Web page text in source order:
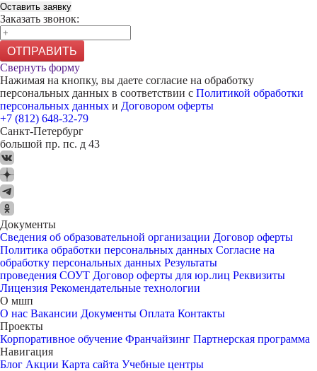
Оставить заявку
Заказать звонок:
ОТПРАВИТЬ
Свернуть форму
Нажимая на кнопку, вы даете согласие на обработку
персональных данных в соответствии с Политикой обработки
персональных данных и Договором оферты
+7 (812) 648-32-79
Санкт-Петербург
большой пр. пс. д 43
Документы
Сведения об образовательной организации Договор оферты
Политика обработки персональных данных Согласие на
обработку персональных данных Результаты
проведения СОУТ Договор оферты для юр.лиц Реквизиты
Лицензия Рекомендательные технологии
О мшп
О нас Вакансии Документы Оплата Контакты
Проекты
Корпоративное обучение Франчайзинг Партнерская программа
Навигация
Блог Акции Карта сайта Учебные центры